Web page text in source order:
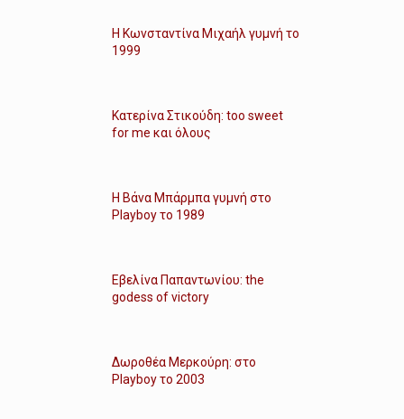
Η Κωνσταντίνα Μιχαήλ γυμνή το
1999
Κατερίνα Στικούδη: too sweet
for me και όλους
Η Βάνα Μπάρμπα γυμνή στο
Playboy το 1989
Εβελίνα Παπαντωνίου: the
godess of victory
Δωροθέα Μερκούρη: στο
Playboy το 2003